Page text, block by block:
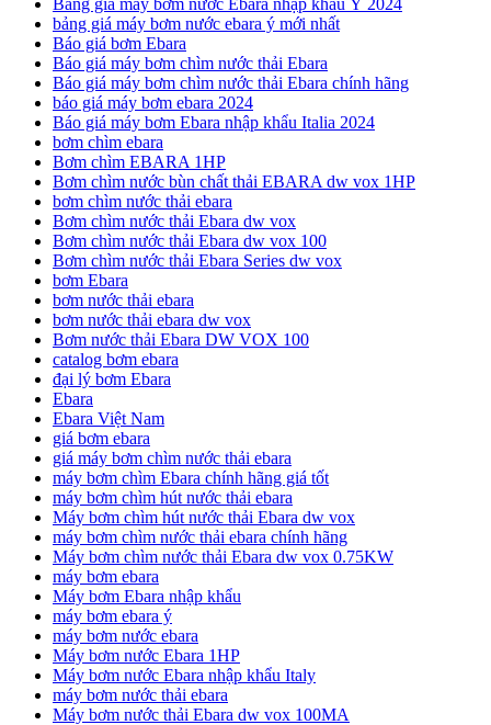
bảng giá máy bơm nước ebara ý mới nhất
Báo giá bơm Ebara
Báo giá máy bơm chìm nước thải Ebara
Báo giá máy bơm chìm nước thải Ebara chính hãng
báo giá máy bơm ebara 2024
Báo giá máy bơm Ebara nhập khẩu Italia 2024
bơm chìm ebara
Bơm chìm EBARA 1HP
Bơm chìm nước bùn chất thải EBARA dw vox 1HP
bơm chìm nước thải ebara
Bơm chìm nước thải Ebara dw vox
Bơm chìm nước thải Ebara dw vox 100
Bơm chìm nước thải Ebara Series dw vox
bơm Ebara
bơm nước thải ebara
bơm nước thải ebara dw vox
Bơm nước thải Ebara DW VOX 100
catalog bơm ebara
đại lý bơm Ebara
Ebara
Ebara Việt Nam
giá bơm ebara
giá máy bơm chìm nước thải ebara
máy bơm chìm Ebara chính hãng giá tốt
máy bơm chìm hút nước thải ebara
Máy bơm chìm hút nước thải Ebara dw vox
máy bơm chìm nước thải ebara chính hãng
Máy bơm chìm nước thải Ebara dw vox 0.75KW
máy bơm ebara
Máy bơm Ebara nhập khẩu
máy bơm ebara ý
máy bơm nước ebara
Máy bơm nước Ebara 1HP
Máy bơm nước Ebara nhập khẩu Italy
máy bơm nước thải ebara
Máy bơm nước thải Ebara dw vox 100MA